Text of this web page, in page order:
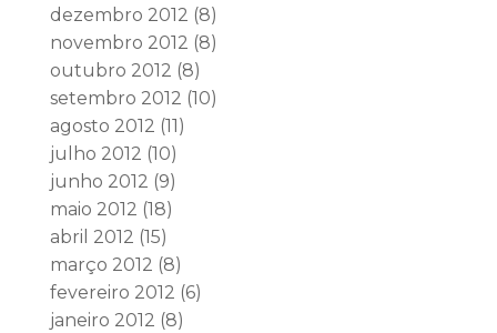
dezembro 2012 (8)
novembro 2012 (8)
outubro 2012 (8)
setembro 2012 (10)
agosto 2012 (11)
julho 2012 (10)
junho 2012 (9)
maio 2012 (18)
abril 2012 (15)
março 2012 (8)
fevereiro 2012 (6)
janeiro 2012 (8)